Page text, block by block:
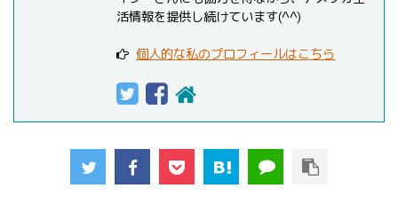
活情報を提供し続けています(^^)
個人的な私のプロフィールはこちら